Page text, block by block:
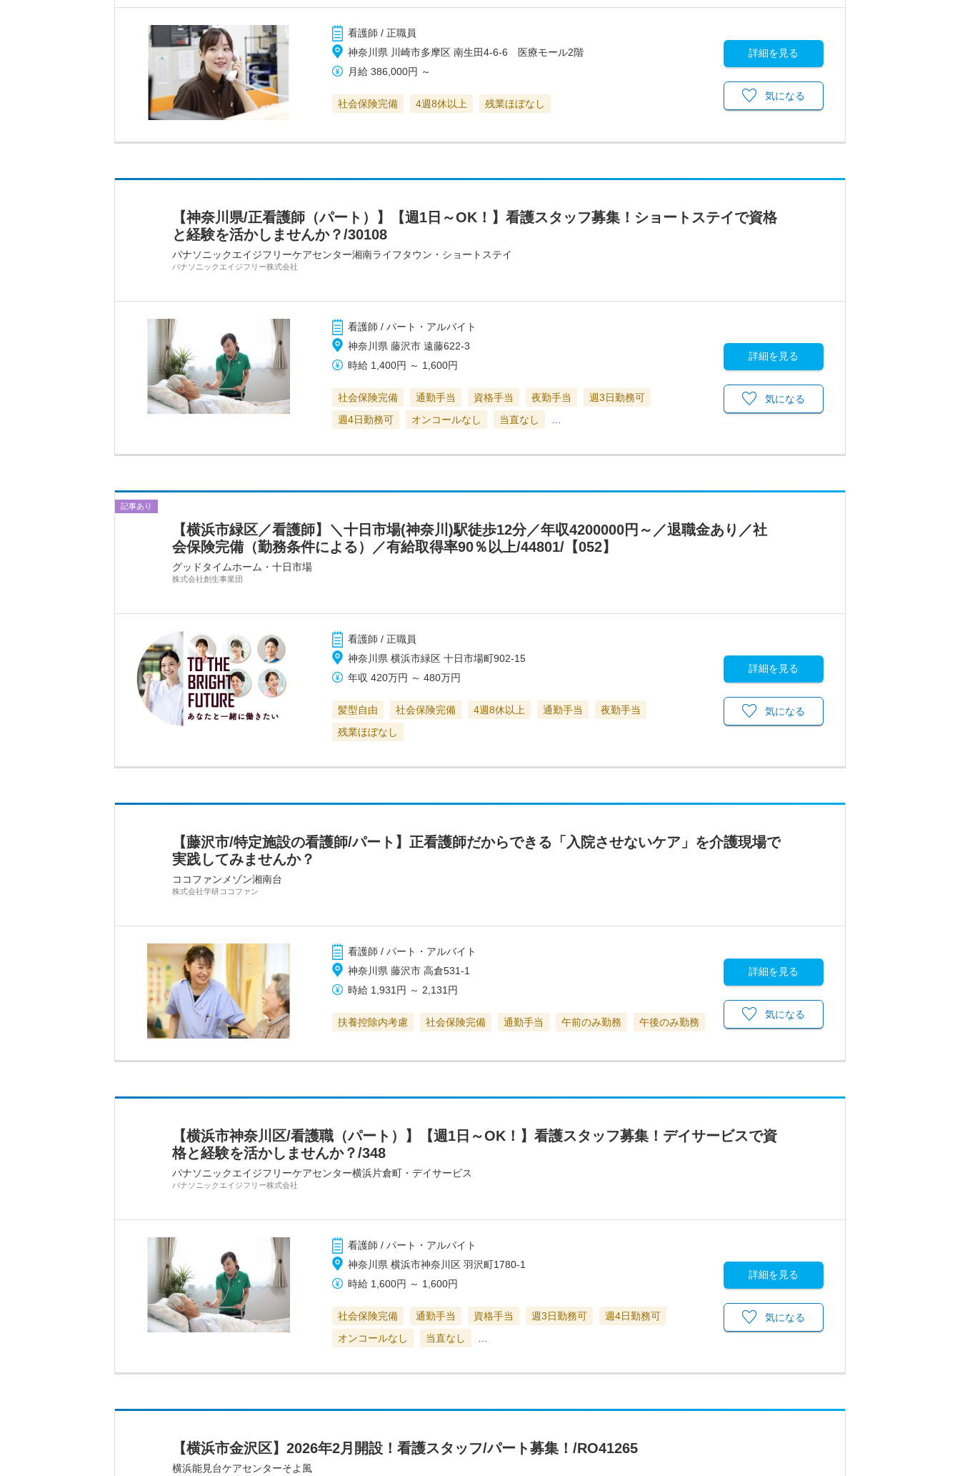
看護師 / 正職員
神奈川県 川崎市多摩区 南生田4-6-6 医療モール2階
月給 386,000円 ～
社会保険完備 4週8休以上 残業ほぼなし
詳細を見る
気になる
【神奈川県/正看護師（パート）】【週1日～OK！】看護スタッフ募集！ショートステイで資格
と経験を活かしませんか？/30108
パナソニックエイジフリーケアセンター湘南ライフタウン・ショートステイ
パナソニックエイジフリー株式会社
看護師 / パート・アルバイト
神奈川県 藤沢市 遠藤622-3
時給 1,400円 ～ 1,600円
社会保険完備 通勤手当 資格手当 夜勤手当
週3日勤務可
週4日勤務可
オンコールなし 当直なし
詳細を見る
気になる
記事あり
【横浜市緑区／看護師】＼十日市場(神奈川)駅徒歩12分／年収4200000円～／退職金あり／社
会保険完備（勤務条件による）／有給取得率90％以上/44801/【052】
グッドタイムホーム・十日市場
株式会社創生事業団
看護師 / 正職員
神奈川県 横浜市緑区 十日市場町902-15
年収 420万円 ～480万円
髪型自由 社会保険完備 4週8休以上 通勤手当
夜勤手当
残業ほぼなし
詳細を見る
気になる
【藤沢市/特定施設の看護師/パート】正看護師だからできる「入院させないケア」を介護現場で
実践してみませんか？
ココファンメゾン湘南台
株式会社学研ココファン
看護師 / パート・アルバイト
神奈川県 藤沢市 高倉531-1
時給 1,931円 ～ 2,131円
扶養控除内考慮 社会保険完備 通勤手当 午前のみ勤務 午後のみ勤務
詳細を見る
気になる
【横浜市神奈川区/看護職（パート）】【週1日～OK！】看護スタッフ募集！デイサービスで資
格と経験を活かしませんか？/348
パナソニックエイジフリーケアセンター横浜片倉町・デイサービス
パナソニックエイジフリー株式会社
看護師 / パート・アルバイト
神奈川県 横浜市神奈川区 羽沢町1780-1
時給 1,600円 ～ 1,600円
社会保険完備 通勤手当 資格手当 週3日勤務可
週4日勤務可
オンコールなし
当直なし
詳細を見る
気になる
【横浜市金沢区】2026年2月開設！看護スタッフ/パート募集！/RO41265
横浜能見台ケアセンターそよ風